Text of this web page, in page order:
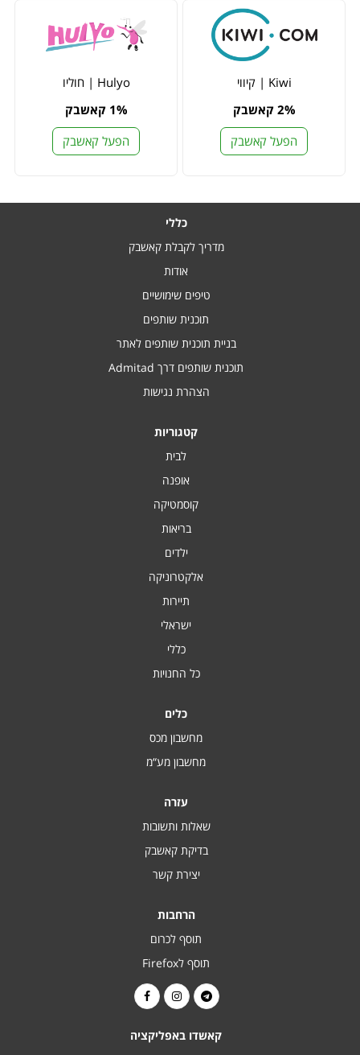
Kiwi | קיווי
2% קאשבק
הפעל קאשבק
Hulyo | חוליו
1% קאשבק
הפעל קאשבק
כללי
מדריך לקבלת קאשבק
אודות
טיפים שימושיים
תוכנית שותפים
בניית תוכנית שותפים לאתר
תוכנית שותפים דרך Admitad
הצהרת נגישות
קטגוריות
לבית
אופנה
קוסמטיקה
בריאות
ילדים
אלקטרוניקה
תיירות
ישראלי
כללי
כל החנויות
כלים
מחשבון מכס
מחשבון מע“מ
עזרה
שאלות ותשובות
בדיקת קאשבק
יצירת קשר
הרחבות
תוסף לכרום
תוסף לFirefox
קאשדו באפליקציה